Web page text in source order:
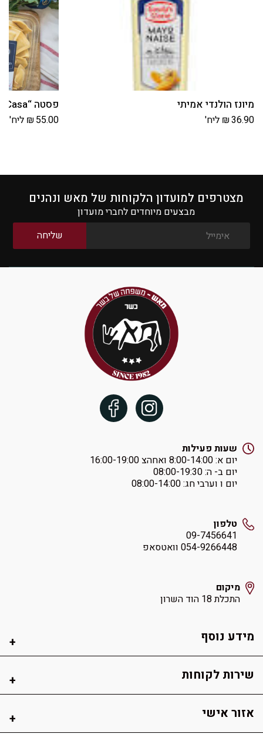
מיונז הולנדי אמיתי
₪36.90 ליח'
פסטה “DellaCasa” רביולי פטריות וגבינות
₪ 55.00 ליח'
מצטרפים למועדון הלקוחות של מאש ונהנים
מבצעים מיוחדים לחברי מועדון
שעות פעילות
יום א: ‏8:00-14:00 ואחהצ 16:00-19:00
יום ב- ה: ‏08:00-19:30
יום ו וערבי חג: ‏08:00-14:00
טלפון
09-7456641
054-9266448 וואטסאפ
מיקום
התכלת 18 הוד השרון
מידע נוסף
שירות לקוחות
אזור אישי